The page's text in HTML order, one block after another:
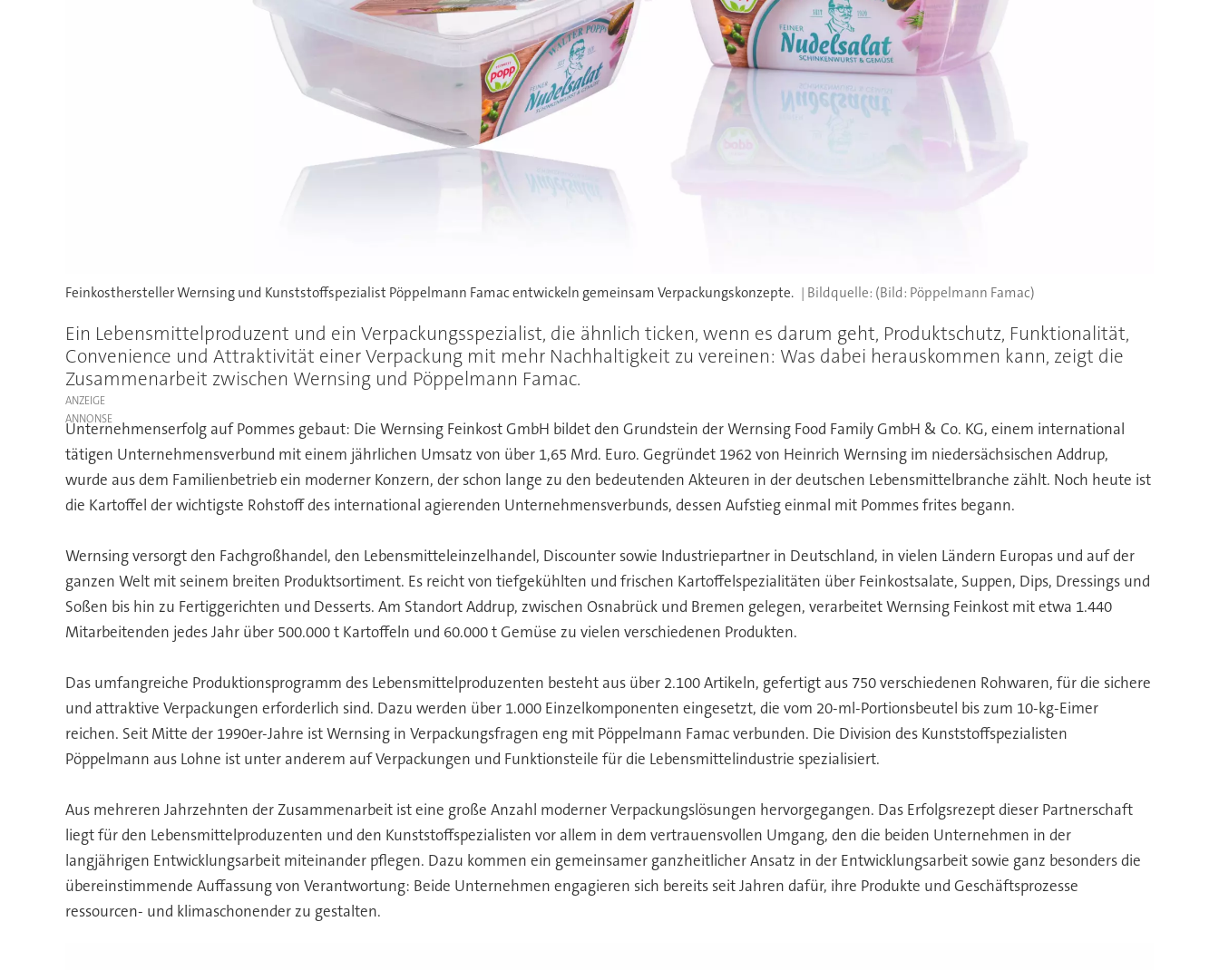
Feinkosthersteller Wernsing und Kunststoffspezialist Pöppelmann Famac entwickeln gemeinsam Verpackungskonzepte. (Bild: Pöppelmann Famac)
Ein Lebensmittelproduzent und ein Verpackungsspezialist, die ähnlich ticken, wenn es darum geht, Produktschutz, Funktionalität,
Convenience und Attraktivität einer Verpackung mit mehr Nachhaltigkeit zu vereinen: Was dabei herauskommen kann, zeigt die
Zusammenarbeit zwischen Wernsing und Pöppelmann Famac.
ANZEIGE
Unternehmenserfolg auf Pommes gebaut: Die Wernsing Feinkost GmbH bildet den Grundstein der Wernsing Food Family GmbH & Co. KG, einem international
tätigen Unternehmensverbund mit einem jährlichen Umsatz von über 1,65 Mrd. Euro. Gegründet 1962 von Heinrich Wernsing im niedersächsischen Addrup,
wurde aus dem Familienbetrieb ein moderner Konzern, der schon lange zu den bedeutenden Akteuren in der deutschen Lebensmittelbranche zählt. Noch heute ist
die Kartoffel der wichtigste Rohstoff des international agierenden Unternehmensverbunds, dessen Aufstieg einmal mit Pommes frites begann.
Wernsing versorgt den Fachgroßhandel, den Lebensmitteleinzelhandel, Discounter sowie Industriepartner in Deutschland, in vielen Ländern Europas und auf der
ganzen Welt mit seinem breiten Produktsortiment. Es reicht von tiefgekühlten und frischen Kartoffelspezialitäten über Feinkostsalate, Suppen, Dips, Dressings und
Soßen bis hin zu Fertiggerichten und Desserts. Am Standort Addrup, zwischen Osnabrück und Bremen gelegen, verarbeitet Wernsing Feinkost mit etwa 1.440
Mitarbeitenden jedes Jahr über 500.000 t Kartoffeln und 60.000 t Gemüse zu vielen verschiedenen Produkten.
Das umfangreiche Produktionsprogramm des Lebensmittelproduzenten besteht aus über 2.100 Artikeln, gefertigt aus 750 verschiedenen Rohwaren, für die sichere
und attraktive Verpackungen erforderlich sind. Dazu werden über 1.000 Einzelkomponenten eingesetzt, die vom 20-ml-Portionsbeutel bis zum 10-kg-Eimer
reichen. Seit Mitte der 1990er-Jahre ist Wernsing in Verpackungsfragen eng mit Pöppelmann Famac verbunden. Die Division des Kunststoffspezialisten
Pöppelmann aus Lohne ist unter anderem auf Verpackungen und Funktionsteile für die Lebensmittelindustrie spezialisiert.
Aus mehreren Jahrzehnten der Zusammenarbeit ist eine große Anzahl moderner Verpackungslösungen hervorgegangen. Das Erfolgsrezept dieser Partnerschaft
liegt für den Lebensmittelproduzenten und den Kunststoffspezialisten vor allem in dem vertrauensvollen Umgang, den die beiden Unternehmen in der
langjährigen Entwicklungsarbeit miteinander pflegen. Dazu kommen ein gemeinsamer ganzheitlicher Ansatz in der Entwicklungsarbeit sowie ganz besonders die
übereinstimmende Auffassung von Verantwortung: Beide Unternehmen engagieren sich bereits seit Jahren dafür, ihre Produkte und Geschäftsprozesse
ressourcen- und klimaschonender zu gestalten.